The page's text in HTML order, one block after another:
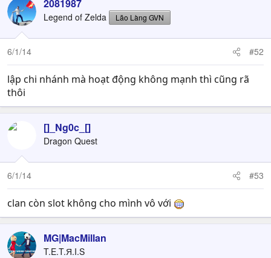
2081987
Legend of Zelda Lão Làng GVN
6/1/14 #52
lập chi nhánh mà hoạt động không mạnh thì cũng rã
thôi
[]_Ng0c_[]
Dragon Quest
6/1/14 #53
clan còn slot không cho mình vô với
MG|MacMillan
T.E.T.Я.I.S